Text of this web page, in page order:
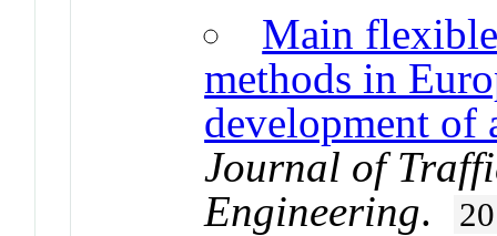
Main
methods in
development of
Journal of
Engineering.